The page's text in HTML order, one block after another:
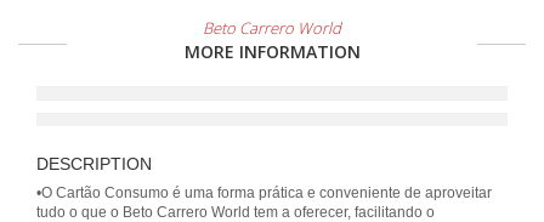
Beto Carrero World
MORE INFORMATION
DESCRIPTION
•O Cartão Consumo é uma forma prática e conveniente de aproveitar
tudo o que o Beto Carrero World tem a oferecer, facilitando o